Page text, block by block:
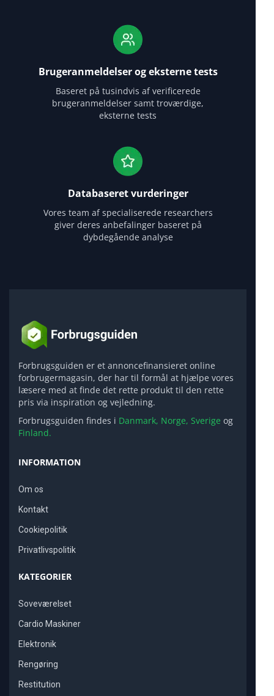
Brugeranmeldelser og eksterne tests
Baseret på tusindvis af verificerede
brugeranmeldelser samt troværdige,
eksterne tests
Databaseret vurderinger
Vores team af specialiserede researchers
giver deres anbefalinger baseret på
dybdegående analyse
Forbrugsguiden er et annoncefinansieret online
forbrugermagasin, der har til formål at hjælpe vores
læsere med at finde det rette produkt til den rette
pris via inspiration og vejledning.
Forbrugsguiden findes i Danmark, Norge, Sverige og
Finland.
INFORMATION
Om os
Kontakt
Cookiepolitik
Privatlivspolitik
KATEGORIER
Soveværelset
Cardio Maskiner
Elektronik
Rengøring
Restitution